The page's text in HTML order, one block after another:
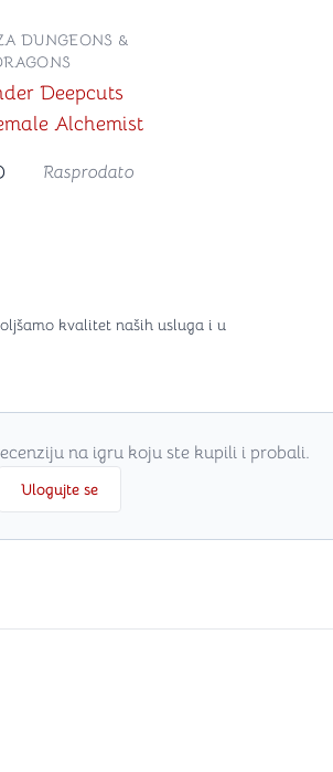
Deepcuts
Alchemist
DUNGEONS &
Rasprodato
kvalitet naših usluga i u
na igru koju ste kupili i probali.
Ulogujte se